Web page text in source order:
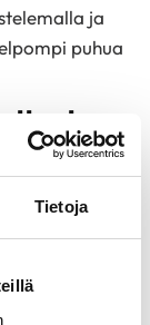
Tietoja
ja
puhua
alta. Jos
aina